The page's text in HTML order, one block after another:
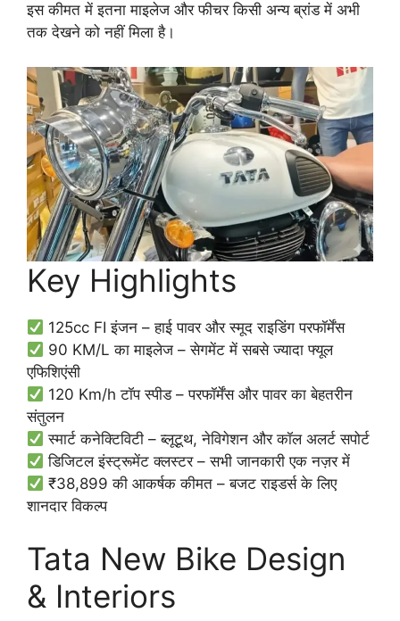
इस कीमत में इतना माइलेज और फीचर किसी अन्य ब्रांड में अभी
तक देखने को नहीं मिला है।
Key Highlights
125cc FI इंजन – हाई पावर और स्मूद राइडिंग परफॉर्मेंस
90 KM/L का माइलेज – सेगमेंट में सबसे ज्यादा फ्यूल
एफिशिएंसी
120 Km/h टॉप स्पीड – परफॉर्मेंस और पावर का बेहतरीन
संतुलन
स्मार्ट कनेक्टिविटी – ब्लूटूथ, नेविगेशन और कॉल अलर्ट सपोर्ट
डिजिटल इंस्ट्रूमेंट क्लस्टर – सभी जानकारी एक नज़र में
₹38,899 की आकर्षक कीमत – बजट राइडर्स के लिए
शानदार विकल्प
Tata New Bike Design
& Interiors